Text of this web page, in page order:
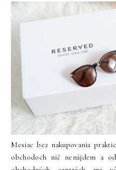
Mesiac bez nakupovania
obchodoch nič nenájdem a